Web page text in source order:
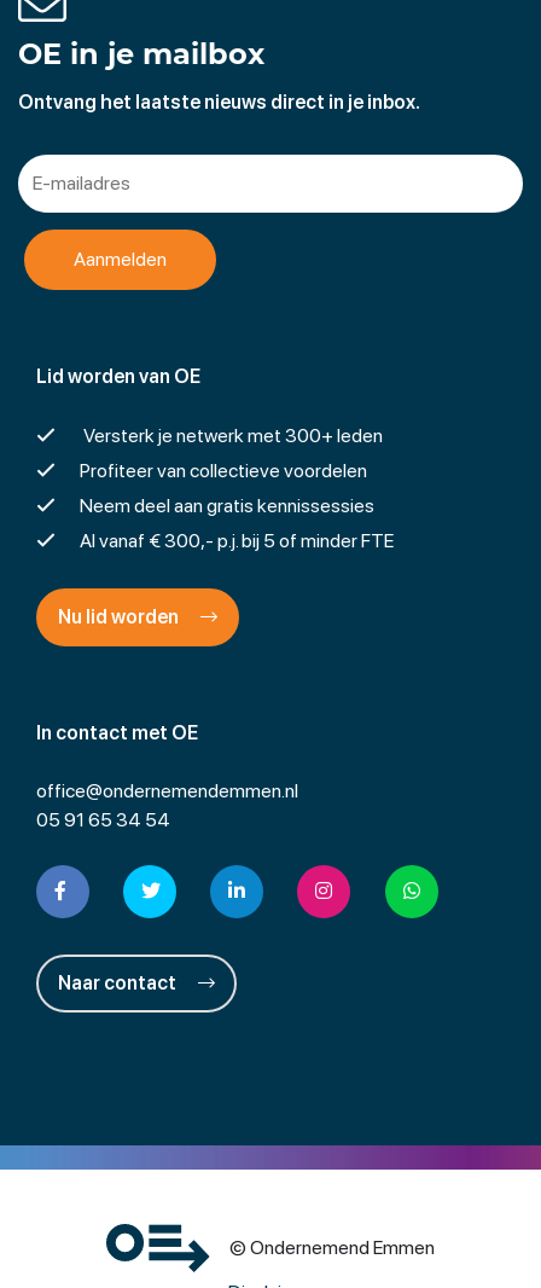
In contact met OE
office@ondernemendemmen.nl
05 91 65 34 54
Naar contact
Lid worden van OE
Versterk je netwerk met 300+ leden
Profiteer van collectieve voordelen
Neem deel aan gratis kennissessies
Al vanaf € 300,- p.j. bij 5 of minder FTE
Nu lid worden
OE in je mailbox
Ontvang het laatste nieuws direct in je inbox.
© Ondernemend Emmen